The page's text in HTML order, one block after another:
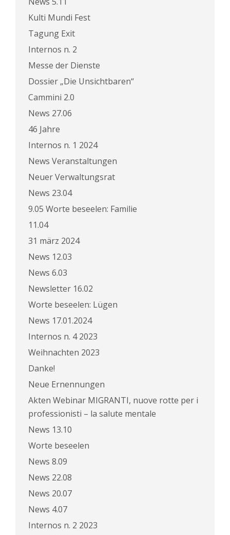
Kulti Mundi Fest
Tagung Exit
Internos n. 2
Messe der Dienste
Dossier „Die Unsichtbaren“
Cammini 2.0
News 27.06
46 Jahre
Internos n. 1 2024
News Veranstaltungen
Neuer Verwaltungsrat
News 23.04
9.05 Worte beseelen: Familie
11.04
31 märz 2024
News 12.03
News 6.03
Newsletter 16.02
Worte beseelen: Lügen
News 17.01.2024
Internos n. 4 2023
Weihnachten 2023
Danke!
Neue Ernennungen
Akten Webinar MIGRANTI, nuove rotte per i
professionisti – la salute mentale
News 13.10
Worte beseelen
News 8.09
News 22.08
News 20.07
News 4.07
Internos n. 2 2023